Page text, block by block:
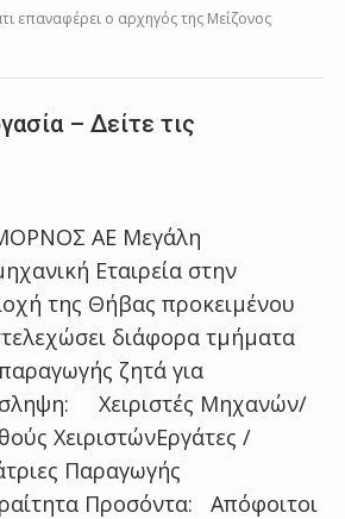
επαναφέρει ο αρχηγός της Μείζονος
– Δείτε τις
ΑΕ Μεγάλη
Εταιρεία στην
της Θήβας προκειμένου
διάφορα τμήματα
ζητά για
Χειριστές Μηχανών/
ΧειριστώνΕργάτες /
Παραγωγής
Προσόντα: Απόφοιτοι